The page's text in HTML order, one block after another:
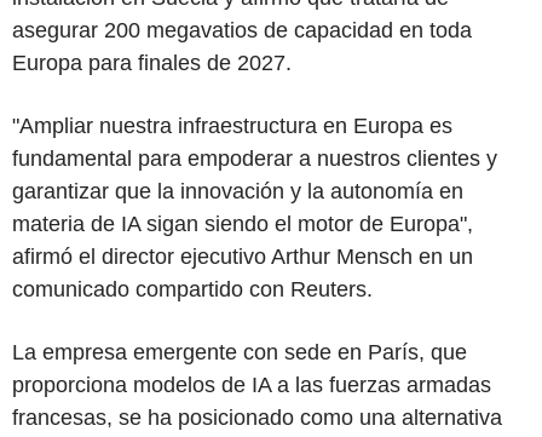
asegurar 200 megavatios de capacidad en toda
Europa para finales de 2027.
"Ampliar nuestra infraestructura en Europa es
fundamental para empoderar a nuestros clientes y
garantizar que la innovación y la autonomía en
materia de IA sigan siendo el motor de Europa",
afirmó el director ejecutivo Arthur Mensch en un
comunicado compartido con Reuters.
La empresa emergente con sede en París, que
proporciona modelos de IA a las fuerzas armadas
francesas, se ha posicionado como una alternativa